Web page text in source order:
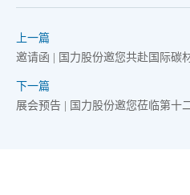
上一篇
邀请函 | 国力股份邀您共赴国际碳
下一篇
展会预告 | 国力股份邀您莅临第十